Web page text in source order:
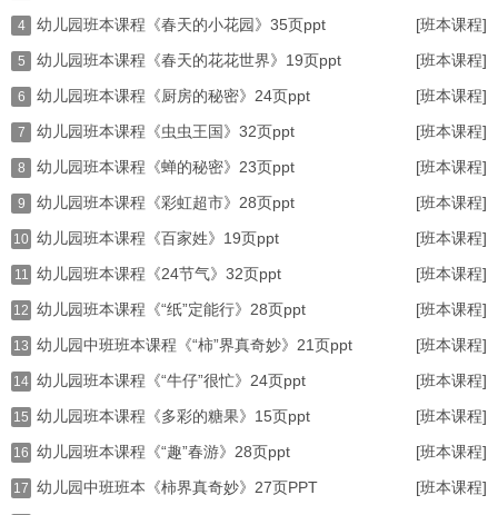
[班本课程]
4
幼儿园班本课程《春天的小花园》35页ppt
[班本课程]
5
幼儿园班本课程《春天的花花世界》19页ppt
[班本课程]
6
幼儿园班本课程《厨房的秘密》24页ppt
[班本课程]
7
幼儿园班本课程《虫虫王国》32页ppt
[班本课程]
8
幼儿园班本课程《蝉的秘密》23页ppt
[班本课程]
9
幼儿园班本课程《彩虹超市》28页ppt
[班本课程]
10 幼儿园班本课程《百家姓》19页ppt
[班本课程]
11 幼儿园班本课程《24节气》32页ppt
[班本课程]
12 幼儿园班本课程《“纸”定能行》28页ppt
[班本课程]
13 幼儿园中班班本课程《“柿”界真奇妙》21页ppt
[班本课程]
14 幼儿园班本课程《“牛仔”很忙》24页ppt
[班本课程]
15 幼儿园班本课程《多彩的糖果》15页ppt
[班本课程]
16 幼儿园班本课程《“趣”春游》28页ppt
[班本课程]
17 幼儿园中班班本《柿界真奇妙》27页PPT